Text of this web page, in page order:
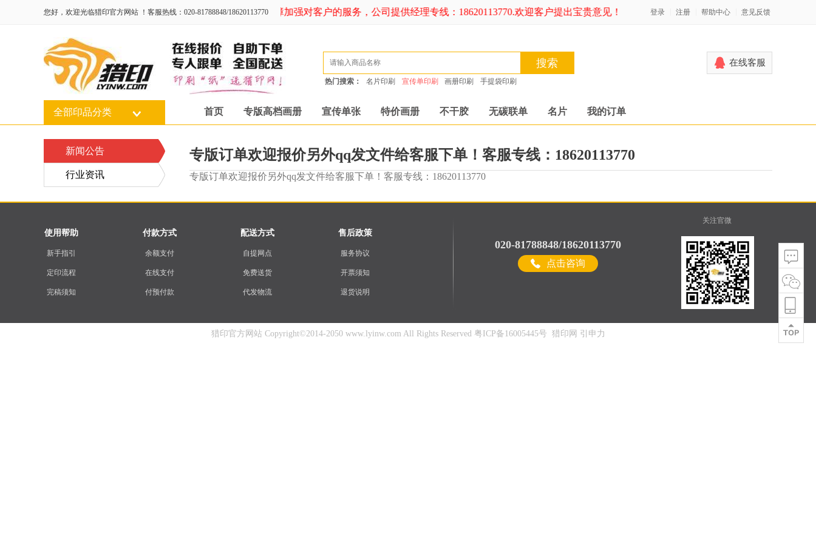
您好，欢迎光临猎印官方网站 ！客服热线：020-81788848/18620113770为了保障加强对客户的服务，公司提供经理专线：18620113770.欢迎客户提出宝贵意见！ 登录 注册 帮助中心 意见反馈
搜索
热门搜索： 名片印刷 宣传单印刷 画册印刷 手提袋印刷
在线客服
全部印品分类 首页 专版高档画册 宣传单张 特价画册 不干胶 无碳联单 名片 我的订单
新闻公告
行业资讯
专版订单欢迎报价另外qq发文件给客服下单！客服专线：18620113770
专版订单欢迎报价另外qq发文件给客服下单！客服专线：18620113770
使用帮助
新手指引
定印流程
完稿须知
付款方式
余额支付
在线支付
付预付款
配送方式
自提网点
免费送货
代发物流
售后政策
服务协议
开票须知
退货说明
020-81788848/18620113770
点击咨询
关注官微
猎印官方网站 Copyright©2014-2050 www.lyinw.com All Rights Reserved 粤ICP备16005445号猎印网 引申力